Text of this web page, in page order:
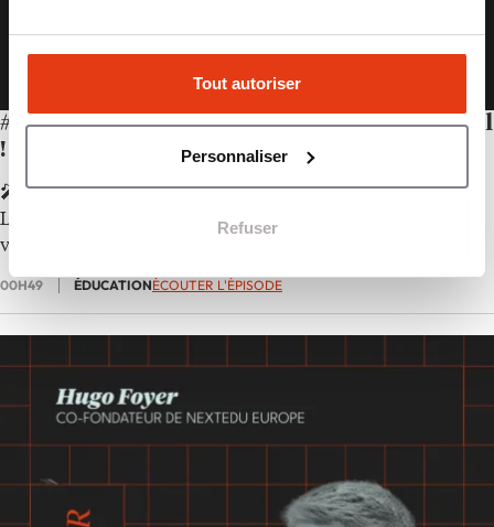
Tout autoriser
Personnaliser
Refuser
#47 – Les softs skills, c’est la moitié du travail
!
🎤 Au micro de Philippine Dolbeau dans20/20, Soraya
Lucas, fondatrice d’Ed’Up Business School, partage sa
vision d’une éducation reconnectée au réel.
00H49 ÉDUCATIONÉCOUTER L'ÉPISODE